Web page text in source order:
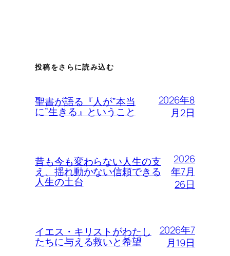
投稿をさらに読み込む
聖書が語る『人が”本当
に”生きる』ということ
2026年8
月2日
昔も今も変わらない人生の支
え、揺れ動かない信頼できる
人生の土台
2026
年7月
26日
イエス・キリストがわたし
たちに与える救いと希望
2026年7
月19日